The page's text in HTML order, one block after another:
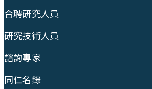
合聘研究人員
研究技術人員
諮詢專家
同仁名錄